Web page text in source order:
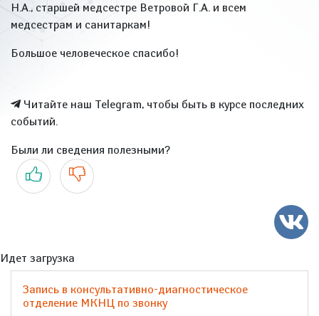
Н.А., старшей медсестре Ветровой Г.А. и всем
медсестрам и санитаркам!
Большое человеческое спасибо!
Читайте наш Telegram, чтобы быть в курсе последних
событий.
Были ли сведения полезными?
Да Нет
Идет загрузка
Запись в консультативно-диагностическое
отделение МКНЦ по звонку